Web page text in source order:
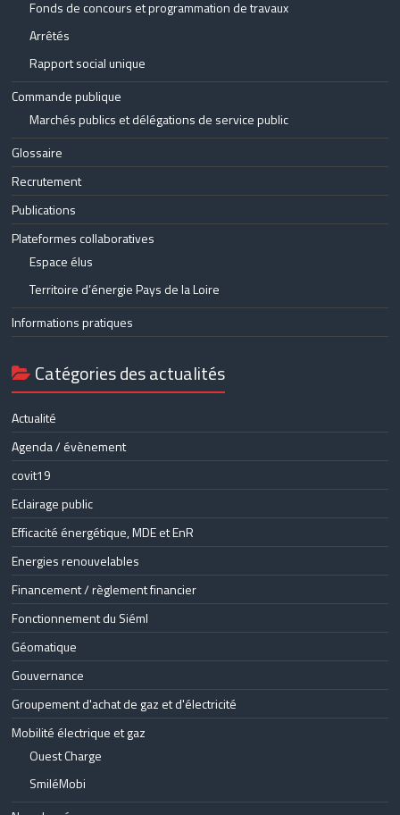
Fonds de concours et programmation de travaux
Arrêtés
Rapport social unique
Commande publique
Marchés publics et délégations de service public
Glossaire
Recrutement
Publications
Plateformes collaboratives
Espace élus
Territoire d’énergie Pays de la Loire
Informations pratiques
Catégories des actualités
Actualité
Agenda / évènement
covit19
Eclairage public
Efficacité énergétique, MDE et EnR
Energies renouvelables
Financement / règlement financier
Fonctionnement du Siéml
Géomatique
Gouvernance
Groupement d'achat de gaz et d'électricité
Mobilité électrique et gaz
Ouest Charge
SmiléMobi